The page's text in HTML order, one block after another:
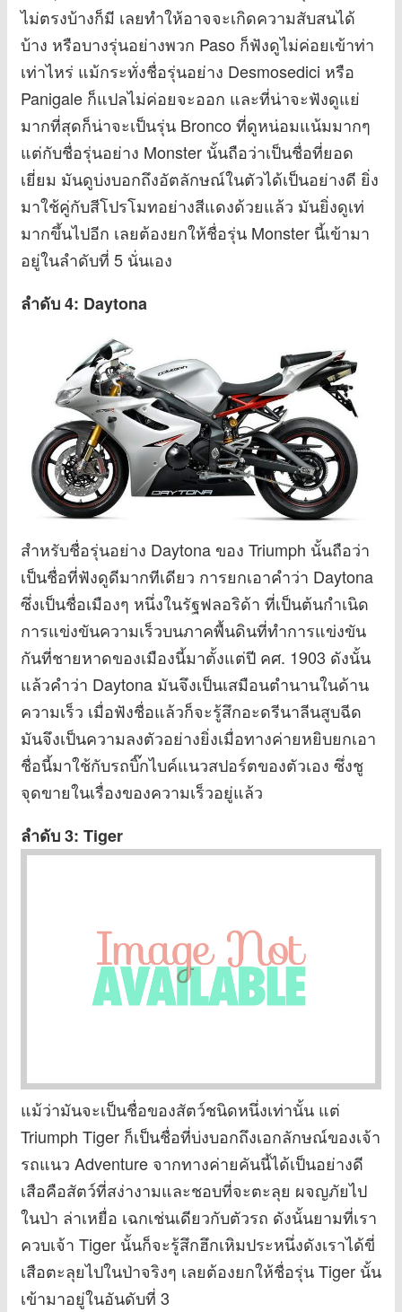
ไม่ตรงบ้างก็มี เลยทำให้อาจจะเกิดความสับสนได้
บ้าง หรือบางรุ่นอย่างพวก Paso ก็ฟังดูไม่ค่อยเข้าท่า
เท่าไหร่ แม้กระทั่งชื่อรุ่นอย่าง Desmosedici หรือ
Panigale ก็แปลไม่ค่อยจะออก และที่น่าจะฟังดูแย่
มากที่สุดก็น่าจะเป็นรุ่น Bronco ที่ดูหน่อมแน้มมากๆ
แต่กับชื่อรุ่นอย่าง Monster นั้นถือว่าเป็นชื่อที่ยอด
เยี่ยม มันดูบ่งบอกถึงอัตลักษณ์ในตัวได้เป็นอย่างดี ยิ่ง
มาใช้คู่กับสีโปรโมทอย่างสีแดงด้วยแล้ว มันยิ่งดูเท่
มากขึ้นไปอีก เลยต้องยกให้ชื่อรุ่น Monster นี้เข้ามา
อยู่ในลำดับที่ 5 นั่นเอง
ลำดับ 4: Daytona
สำหรับชื่อรุ่นอย่าง Daytona ของ Triumph นั้นถือว่า
เป็นชื่อที่ฟังดูดีมากทีเดียว การยกเอาคำว่า Daytona
ซึ่งเป็นชื่อเมืองๆ หนึ่งในรัฐฟลอริด้า ที่เป็นต้นกำเนิด
การแข่งขันความเร็วบนภาคพื้นดินที่ทำการแข่งขัน
กันที่ชายหาดของเมืองนี้มาตั้งแต่ปี คศ. 1903 ดังนั้น
แล้วคำว่า Daytona มันจึงเป็นเสมือนตำนานในด้าน
ความเร็ว เมื่อฟังชื่อแล้วก็จะรู้สึกอะดรีนาลีนสูบฉีด
มันจึงเป็นความลงตัวอย่างยิ่งเมื่อทางค่ายหยิบยกเอา
ชื่อนี้มาใช้กับรถบิ๊กไบค์แนวสปอร์ตของตัวเอง ซึ่งชู
จุดขายในเรื่องของความเร็วอยู่แล้ว
ลำดับ 3: Tiger
แม้ว่ามันจะเป็นชื่อของสัตว์ชนิดหนึ่งเท่านั้น แต่
Triumph Tiger ก็เป็นชื่อที่บ่งบอกถึงเอกลักษณ์ของเจ้า
รถแนว Adventure จากทางค่ายคันนี้ได้เป็นอย่างดี
เสือคือสัตว์ที่สง่างามและชอบที่จะตะลุย ผจญภัยไป
ในป่า ล่าเหยื่อ เฉกเช่นเดียวกับตัวรถ ดังนั้นยามที่เรา
ควบเจ้า Tiger นั้นก็จะรู้สึกฮึกเหิมประหนึ่งดังเราได้ขี่
เสือตะลุยไปในป่าจริงๆ เลยต้องยกให้ชื่อรุ่น Tiger นั้น
เข้ามาอยู่ในอันดับที่ 3